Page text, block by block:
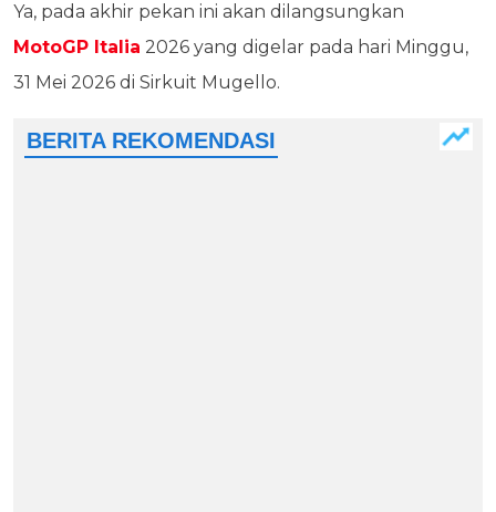
Ya, pada akhir pekan ini akan dilangsungkan
MotoGP Italia 2026 yang digelar pada hari Minggu,
31 Mei 2026 di Sirkuit Mugello.